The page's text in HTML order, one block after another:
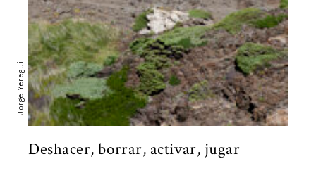
Jorge Yeregui
Deshacer, borrar, activar, jugar